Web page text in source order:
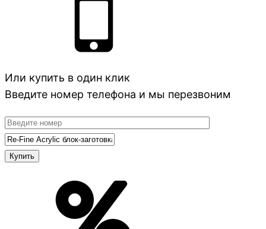
Или купить в один клик
Введите номер телефона и мы перезвоним